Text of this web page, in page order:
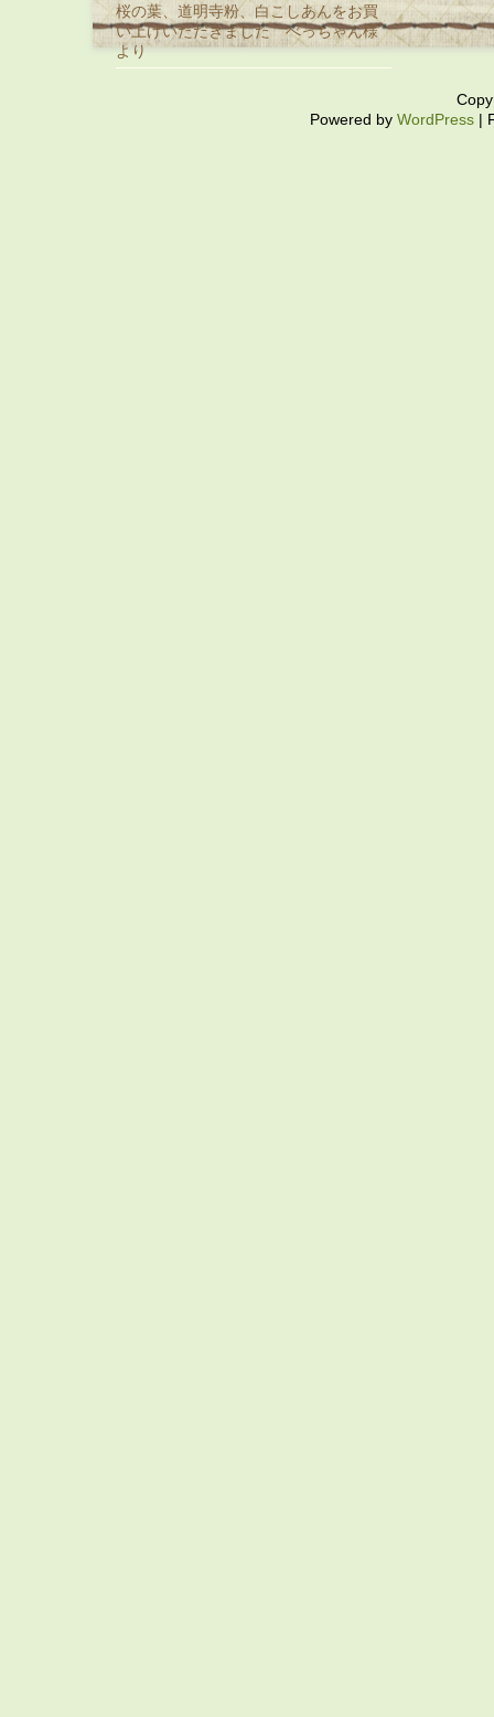
桜の葉、道明寺粉、白こしあんをお買
い上げいただきました べっちゃん様
より
Powered by WordPress|